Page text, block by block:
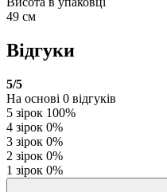
49 см
Відгуки
5/5
На основі 0 відгуків
5 зірок 100%
4 зірок 0%
3 зірок 0%
2 зірок 0%
1 зірок 0%